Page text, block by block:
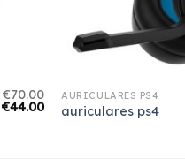
€70.00
€44.00
AURICULARES PS4
auriculares ps4